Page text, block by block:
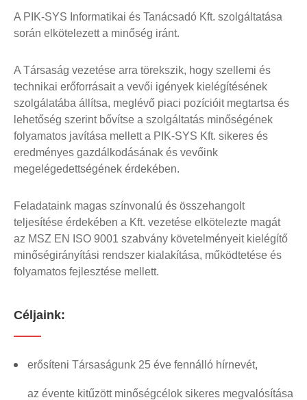
A PIK-SYS Informatikai és Tanácsadó Kft. szolgáltatása
során elkötelezett a minőség iránt.
A Társaság vezetése arra törekszik, hogy szellemi és
technikai erőforrásait a vevői igények kielégítésének
szolgálatába állítsa, meglévő piaci pozícióit megtartsa és
lehetőség szerint bővítse a szolgáltatás minőségének
folyamatos javítása mellett a PIK-SYS Kft. sikeres és
eredményes gazdálkodásának és vevőink
megelégedettségének érdekében.
Feladataink magas színvonalú és összehangolt
teljesítése érdekében a Kft. vezetése elkötelezte magát
az MSZ EN ISO 9001 szabvány követelményeit kielégítő
minőségirányítási rendszer kialakítása, működtetése és
folyamatos fejlesztése mellett.
Céljaink:
erősíteni Társaságunk 25 éve fennálló hírnevét,
az évente kitűzött minőségcélok sikeres megvalósítása